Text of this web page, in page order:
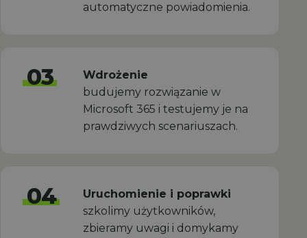
automatyczne powiadomienia.
03
Wdrożenie
budujemy rozwiązanie w
Microsoft 365 i testujemy je na
prawdziwych scenariuszach.
04
Uruchomienie i poprawki
szkolimy użytkowników,
zbieramy uwagi i domykamy